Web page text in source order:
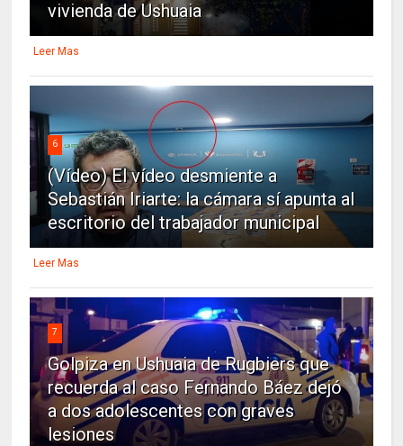
vivienda de Ushuaia
Leer Mas
6
(Vídeo) El vídeo desmiente a
Sebastián Iriarte: la cámara sí apunta al
escritorio del trabajador municipal
Leer Mas
7
Golpiza en Ushuaia de Rugbiers que
recuerda al caso Fernando Báez dejó
a dos adolescentes con graves
lesiones